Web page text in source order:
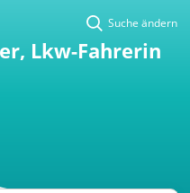
Suche ändern
Lkw-Fahrerin